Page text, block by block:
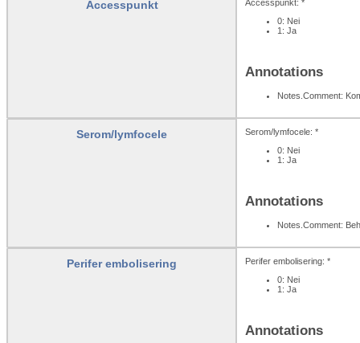
Accesspunkt
Accesspunkt: *
0: Nei
1: Ja
Annotations
Notes.Comment:
Serom/lymfocele
Serom/lymfocele: *
0: Nei
1: Ja
Annotations
Notes.Comment:
Perifer embolisering
Perifer embolisering: *
0: Nei
1: Ja
Annotations